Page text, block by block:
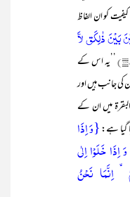
کو ان الفاظ
ذٰلِکَق لآَ
’’یہ اس کے
کی جانب ہیں اور
میں ان کے
گیا ہے:{وَ اِذَا
اِذَا خَلَوۡا اِلٰی
اِنَّمَا نَحۡنُ